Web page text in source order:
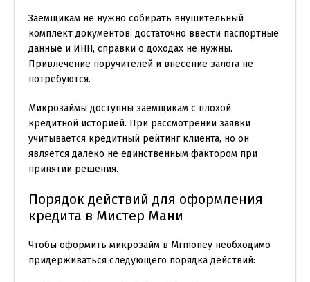
Заемщикам не нужно собирать внушительный
комплект документов: достаточно ввести паспортные
данные и ИНН, справки о доходах не нужны.
Привлечение поручителей и внесение залога не
потребуются.
Микрозаймы доступны заемщикам с плохой
кредитной историей. При рассмотрении заявки
учитывается кредитный рейтинг клиента, но он
является далеко не единственным фактором при
принятии решения.
Порядок действий для оформления
кредита в Мистер Мани
Чтобы оформить микрозайм в Mrmoney необходимо
придерживаться следующего порядка действий: